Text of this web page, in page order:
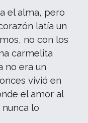
el alma, pero
latía un
no con los
carmelita
no era un
vivió en
el amor al
lo